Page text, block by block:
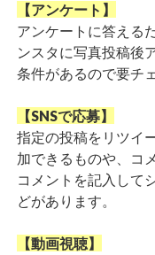
【アンケート】
アンケートに答える
ンスタに写真投稿後
条件があるので要チ
【SNSで応募】
指定の投稿をリツイ
加できるものや、コ
コメントを記入して
どがあります。
【動画視聴】